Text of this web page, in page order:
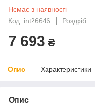
Немає в наявності
Код: int26646
Роздріб
7 693 ₴
Опис Характеристики
Опис